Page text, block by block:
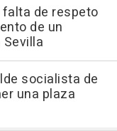
de respeto
de un
socialista de
una plaza